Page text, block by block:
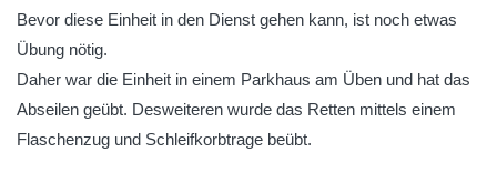
Bevor diese Einheit in den Dienst gehen kann, ist noch etwas
Übung nötig.
Daher war die Einheit in einem Parkhaus am Üben und hat das
Abseilen geübt. Desweiteren wurde das Retten mittels einem
Flaschenzug und Schleifkorbtrage beübt.